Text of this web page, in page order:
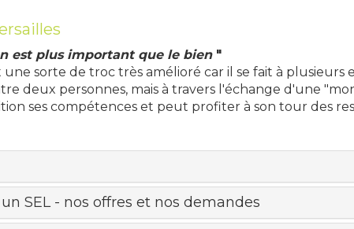
est plus important que le bien"
une sorte de troc très amélioré car il se fait à plusieurs
deux personnes, mais à travers l'échange d'une
ses compétences et peut profiter à son tour des
SEL - nos offres et nos demandes